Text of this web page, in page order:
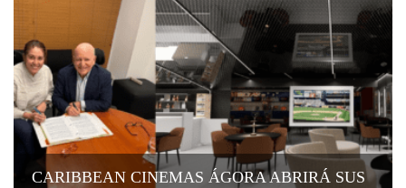
CARIBBEAN CINEMAS ÁGORA ABRIRÁ SUS